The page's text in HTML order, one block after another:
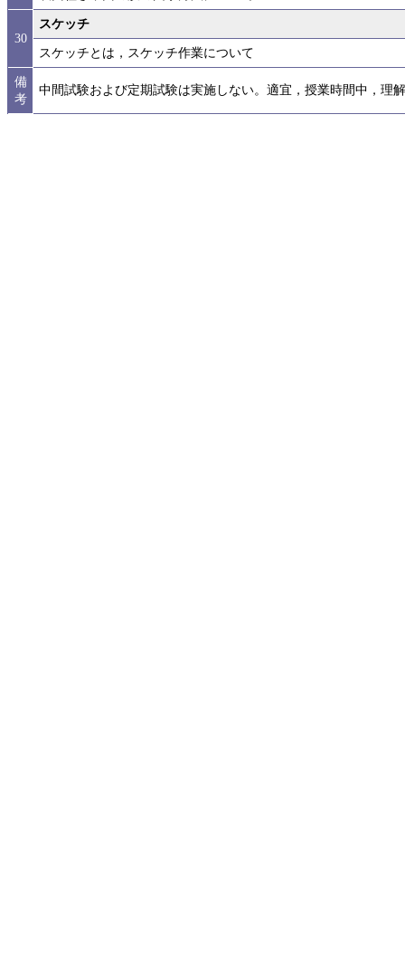
30
スケッチ
スケッチとは，スケッチ作業について
備
考
中間試験および定期試験は実施しない。適宜，授業時間中，理